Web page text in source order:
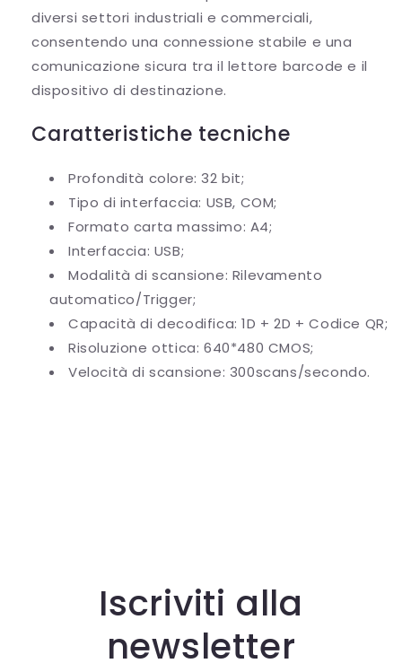
diversi settori industriali e commerciali,
consentendo una connessione stabile e una
comunicazione sicura tra il lettore barcode e il
dispositivo di destinazione.
Caratteristiche tecniche
Profondità colore: 32 bit;
Tipo di interfaccia: USB, COM;
Formato carta massimo: A4;
Interfaccia: USB;
Modalità di scansione: Rilevamento
automatico/Trigger;
Capacità di decodifica: 1D + 2D + Codice QR;
Risoluzione ottica: 640*480 CMOS;
Velocità di scansione: 300scans/secondo.
Iscriviti alla
newsletter